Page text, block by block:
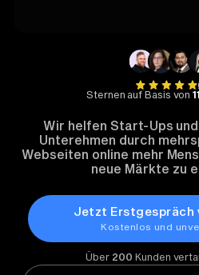
Sternen auf Basis von
Wir helfen Start-Ups
Unterehmen durch
Webseiten online mehr
neue Märkte zu
Jetzt Erstgespräch
Kostenlos und
Über 200 Kunden